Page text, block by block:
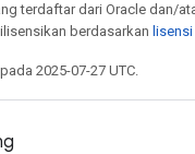
terdaftar dari Oracle dan/
berdasarkan
2025-07-27 UTC.